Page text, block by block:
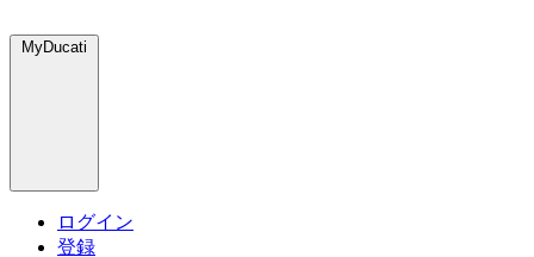
MyDucati
ログイン
登録